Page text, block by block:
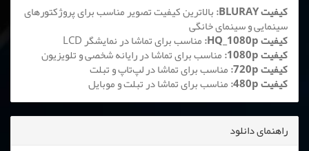
کیفیت BLURAY:
بالاترین کیفیت تصویر مناسب برای پروژکتورهای
سینمایی و سینمای خانگی
کیفیت HQ_1080p: مناسب برای تماشا در نمایشگر LCD
کیفیت 1080p: مناسب برای تماشا در رایانه شخصی و تلویزیون
کیفیت 720p: مناسب برای تماشا در لپ‌تاپ و تبلت
کیفیت 480p: مناسب برای تماشا در تبلت و موبایل
راهنمای دانلود